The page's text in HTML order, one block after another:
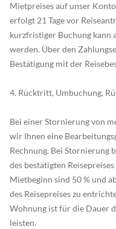
Mietpreises auf unser
erfolgt 21 Tage vor
kurzfristiger Buchung kann
werden. Über den
Bestätigung mit der
4. Rücktritt, Umbuchung,
Bei einer Stornierung von
wir Ihnen eine
Rechnung. Bei Stornierung
des bestätigten
Mietbeginn sind 50 % und
des Reisepreises zu
Wohnung ist für die Dauer
leisten.